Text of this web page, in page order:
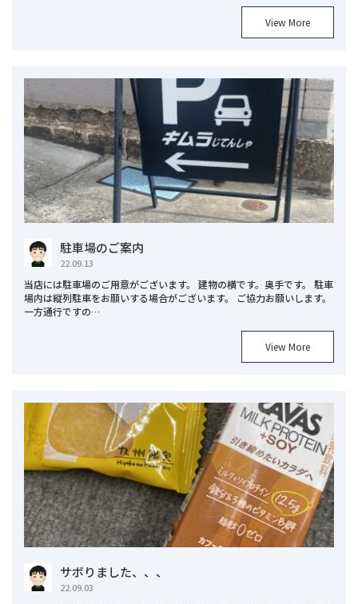
View More
駐車場のご案内
22.09.13
当店には駐車場のご用意がございます。 建物の横です。奥手です。 駐車
場内は縦列駐車をお願いする場合がございます。 ご協力お願いします。
一方通行ですの…
View More
サボりました、、、
22.09.03